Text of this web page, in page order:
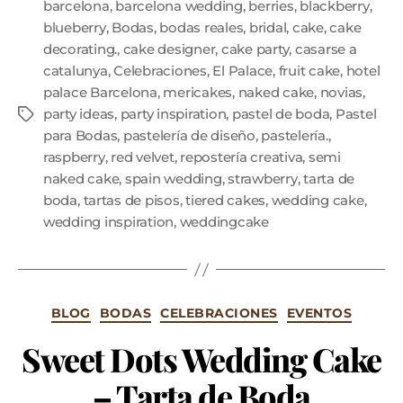
barcelona, barcelona wedding, berries, blackberry,
blueberry, Bodas, bodas reales, bridal, cake,cake
decorating., cake designer, cake party, casarse a
catalunya,Celebraciones, El Palace, fruit cake, hotel
palace Barcelona, mericakes, naked cake, novias,
party ideas, party inspiration, pastel de boda, Pastel
para Bodas, pastelería de diseño, pastelería.,
raspberry, red velvet, repostería creativa, semi
naked cake, spain wedding,strawberry,tarta de
boda, tartas de pisos,tiered cakes, wedding cake,
wedding inspiration, weddingcake
BLOG BODAS CELEBRACIONES EVENTOS
Sweet Dots Wedding Cake